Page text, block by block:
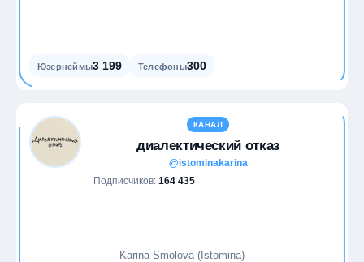
Юзернеймы3 199 Телефоны300
КАНАЛ
диалектический отказ
@istominakarina
Подписчиков: 164 435
Karina Smolova (Istomina)